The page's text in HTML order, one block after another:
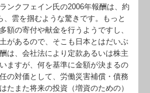
ンクフェイン氏の2006年報酬は、約
、雲を掴むような驚きです。もっと
額の寄付や献金を行うようですし、
があるので、そこも日本とはだいぶ
は、会社法により定款あるいは株主
ますが、何を基準に金額が決まるの
の対価として、労働災害補償・債務
たまた将来の投資（増資のための）